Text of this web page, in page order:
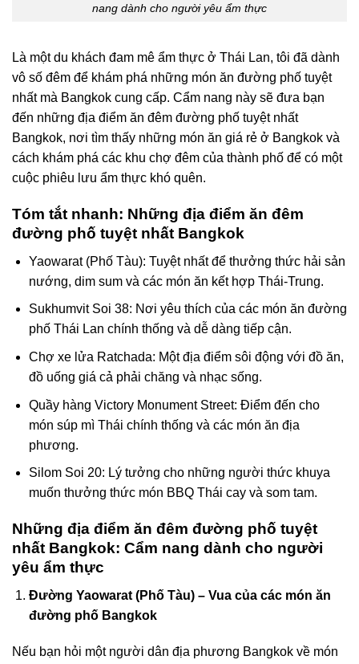
nang dành cho người yêu ẩm thực
Là một du khách đam mê ẩm thực ở Thái Lan, tôi đã dành
vô số đêm để khám phá những món ăn đường phố tuyệt
nhất mà Bangkok cung cấp. Cẩm nang này sẽ đưa bạn
đến những địa điểm ăn đêm đường phố tuyệt nhất
Bangkok, nơi tìm thấy những món ăn giá rẻ ở Bangkok và
cách khám phá các khu chợ đêm của thành phố để có một
cuộc phiêu lưu ẩm thực khó quên.
Tóm tắt nhanh: Những địa điểm ăn đêm
đường phố tuyệt nhất Bangkok
Yaowarat (Phố Tàu): Tuyệt nhất để thưởng thức hải sản
nướng, dim sum và các món ăn kết hợp Thái-Trung.
Sukhumvit Soi 38: Nơi yêu thích của các món ăn đường
phố Thái Lan chính thống và dễ dàng tiếp cận.
Chợ xe lửa Ratchada: Một địa điểm sôi động với đồ ăn,
đồ uống giá cả phải chăng và nhạc sống.
Quầy hàng Victory Monument Street: Điểm đến cho
món súp mì Thái chính thống và các món ăn địa
phương.
Silom Soi 20: Lý tưởng cho những người thức khuya
muốn thưởng thức món BBQ Thái cay và som tam.
Những địa điểm ăn đêm đường phố tuyệt
nhất Bangkok: Cẩm nang dành cho người
yêu ẩm thực
Đường Yaowarat (Phố Tàu) – Vua của các món ăn
đường phố Bangkok
Nếu bạn hỏi một người dân địa phương Bangkok về món